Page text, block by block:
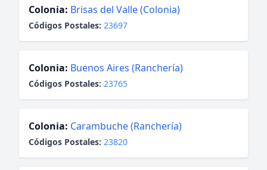
Colonia: Brisas del Valle (Colonia)
Códigos Postales: 23697
Colonia: Buenos Aires (Ranchería)
Códigos Postales: 23765
Colonia: Carambuche (Ranchería)
Códigos Postales: 23820